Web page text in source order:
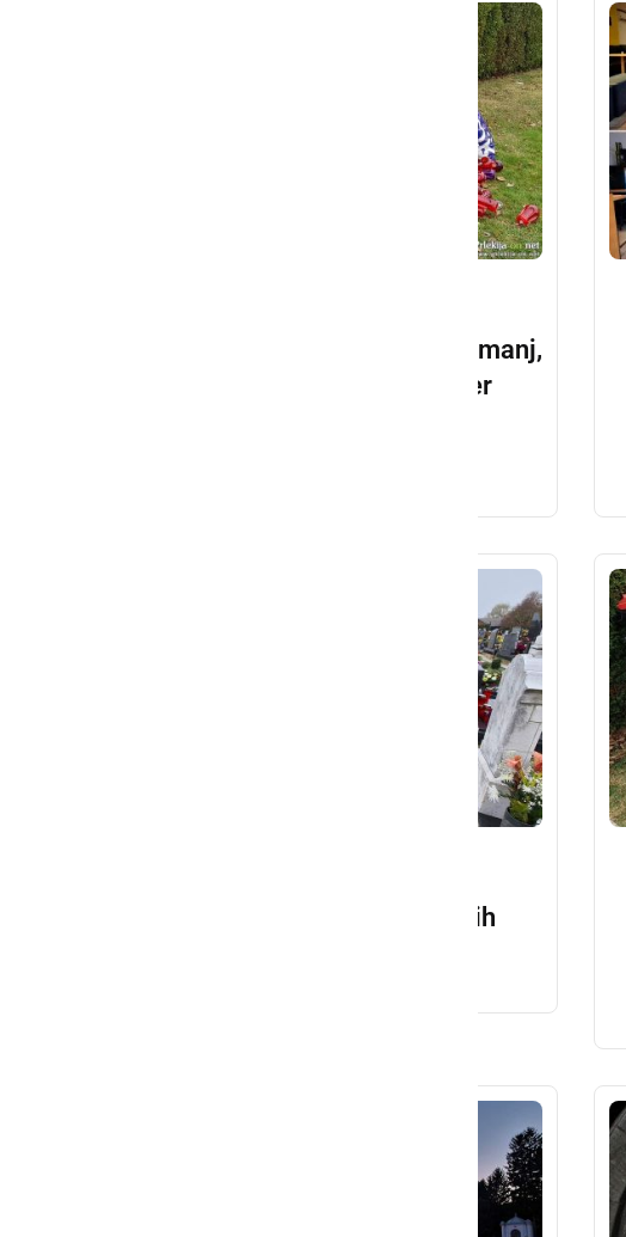
Tudi letos prižgimo svečo manj,
saj noben odpadek ni dober
Spominjamo se vseh umrlih